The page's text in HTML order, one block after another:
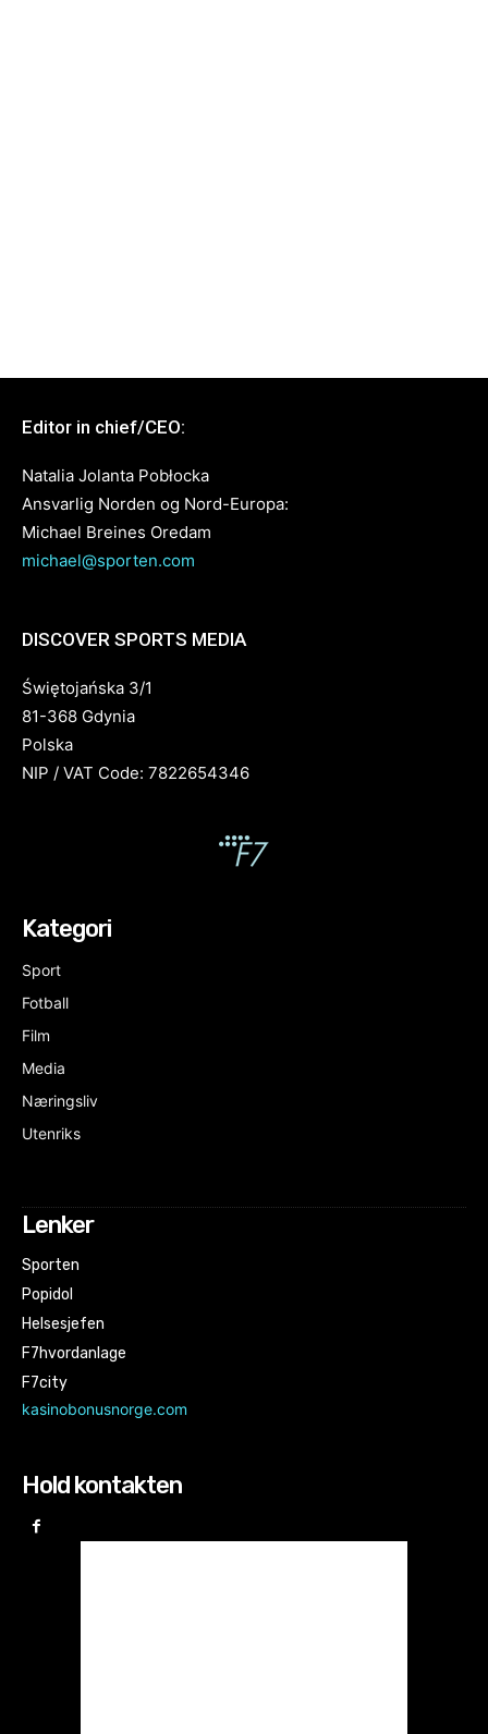
Editor in chief/CEO:
Natalia Jolanta Pobłocka
Ansvarlig Norden og Nord-Europa:
Michael Breines Oredam
michael@sporten.com
DISCOVER SPORTS MEDIA
Świętojańska 3/1
81-368 Gdynia
Polska
NIP / VAT Code: 7822654346
Kategori
Sport
Fotball
Film
Media
Næringsliv
Utenriks
Lenker
Sporten
Popidol
Helsesjefen
F7hvordanlage
F7city
kasinobonusnorge.com
Hold kontakten